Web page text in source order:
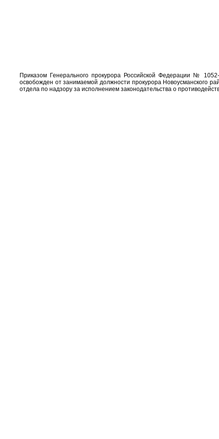
Приказом Генерального прокурора Российской Федерации №
освобожден от занимаемой должности прокурора Новоусманского
отдела по надзору за исполнением законодательства о